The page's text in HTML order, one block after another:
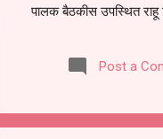
पालक बैठकीस उपस्थित राहू
समितीची फेरनिवडणूक
जालना तसेच तालुका शिक्षण
Post a